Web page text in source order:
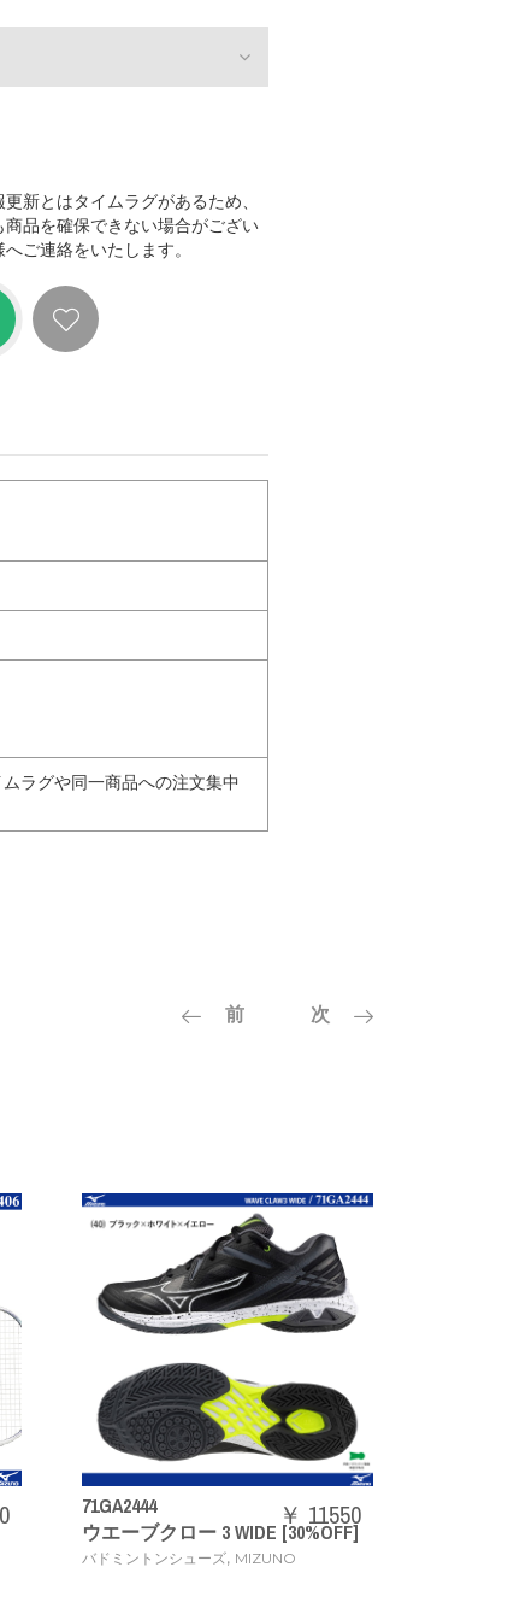
新とはタイムラグがあるため、
品を確保できない場合がござい
ご連絡をいたします。
ラグや同一商品への注文集中
前 次
71GA2444
ウエーブクロー 3 WIDE [30%OFF]
バドミントンシューズ, MIZUNO
73JTB403
ACROSPEED3